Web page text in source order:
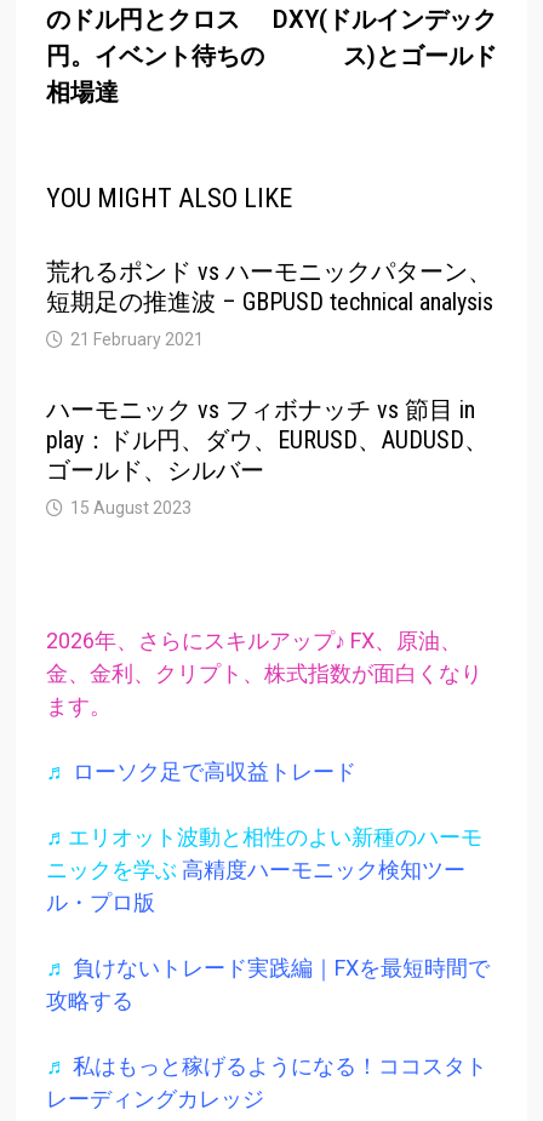
のドル円とクロス
円。イベント待ちの
相場達
DXY(ドルインデック
ス)とゴールド
YOU MIGHT ALSO LIKE
荒れるポンド vs ハーモニックパターン、
短期足の推進波 – GBPUSD technical analysis
21 February 2021
ハーモニック vs フィボナッチ vs 節目 in
play：ドル円、ダウ、EURUSD、AUDUSD、
ゴールド、シルバー
15 August 2023
2026年、さらにスキルアップ♪ FX、原油、
金、金利、クリプト、株式指数が面白くなり
ます。
♬ ローソク足で高収益トレード
♬エリオット波動と相性のよい新種のハーモ
ニックを学ぶ 高精度ハーモニック検知ツー
ル・プロ版
♬ 負けないトレード実践編｜FXを最短時間で
攻略する
♬ 私はもっと稼げるようになる！ココスタト
レーディングカレッジ